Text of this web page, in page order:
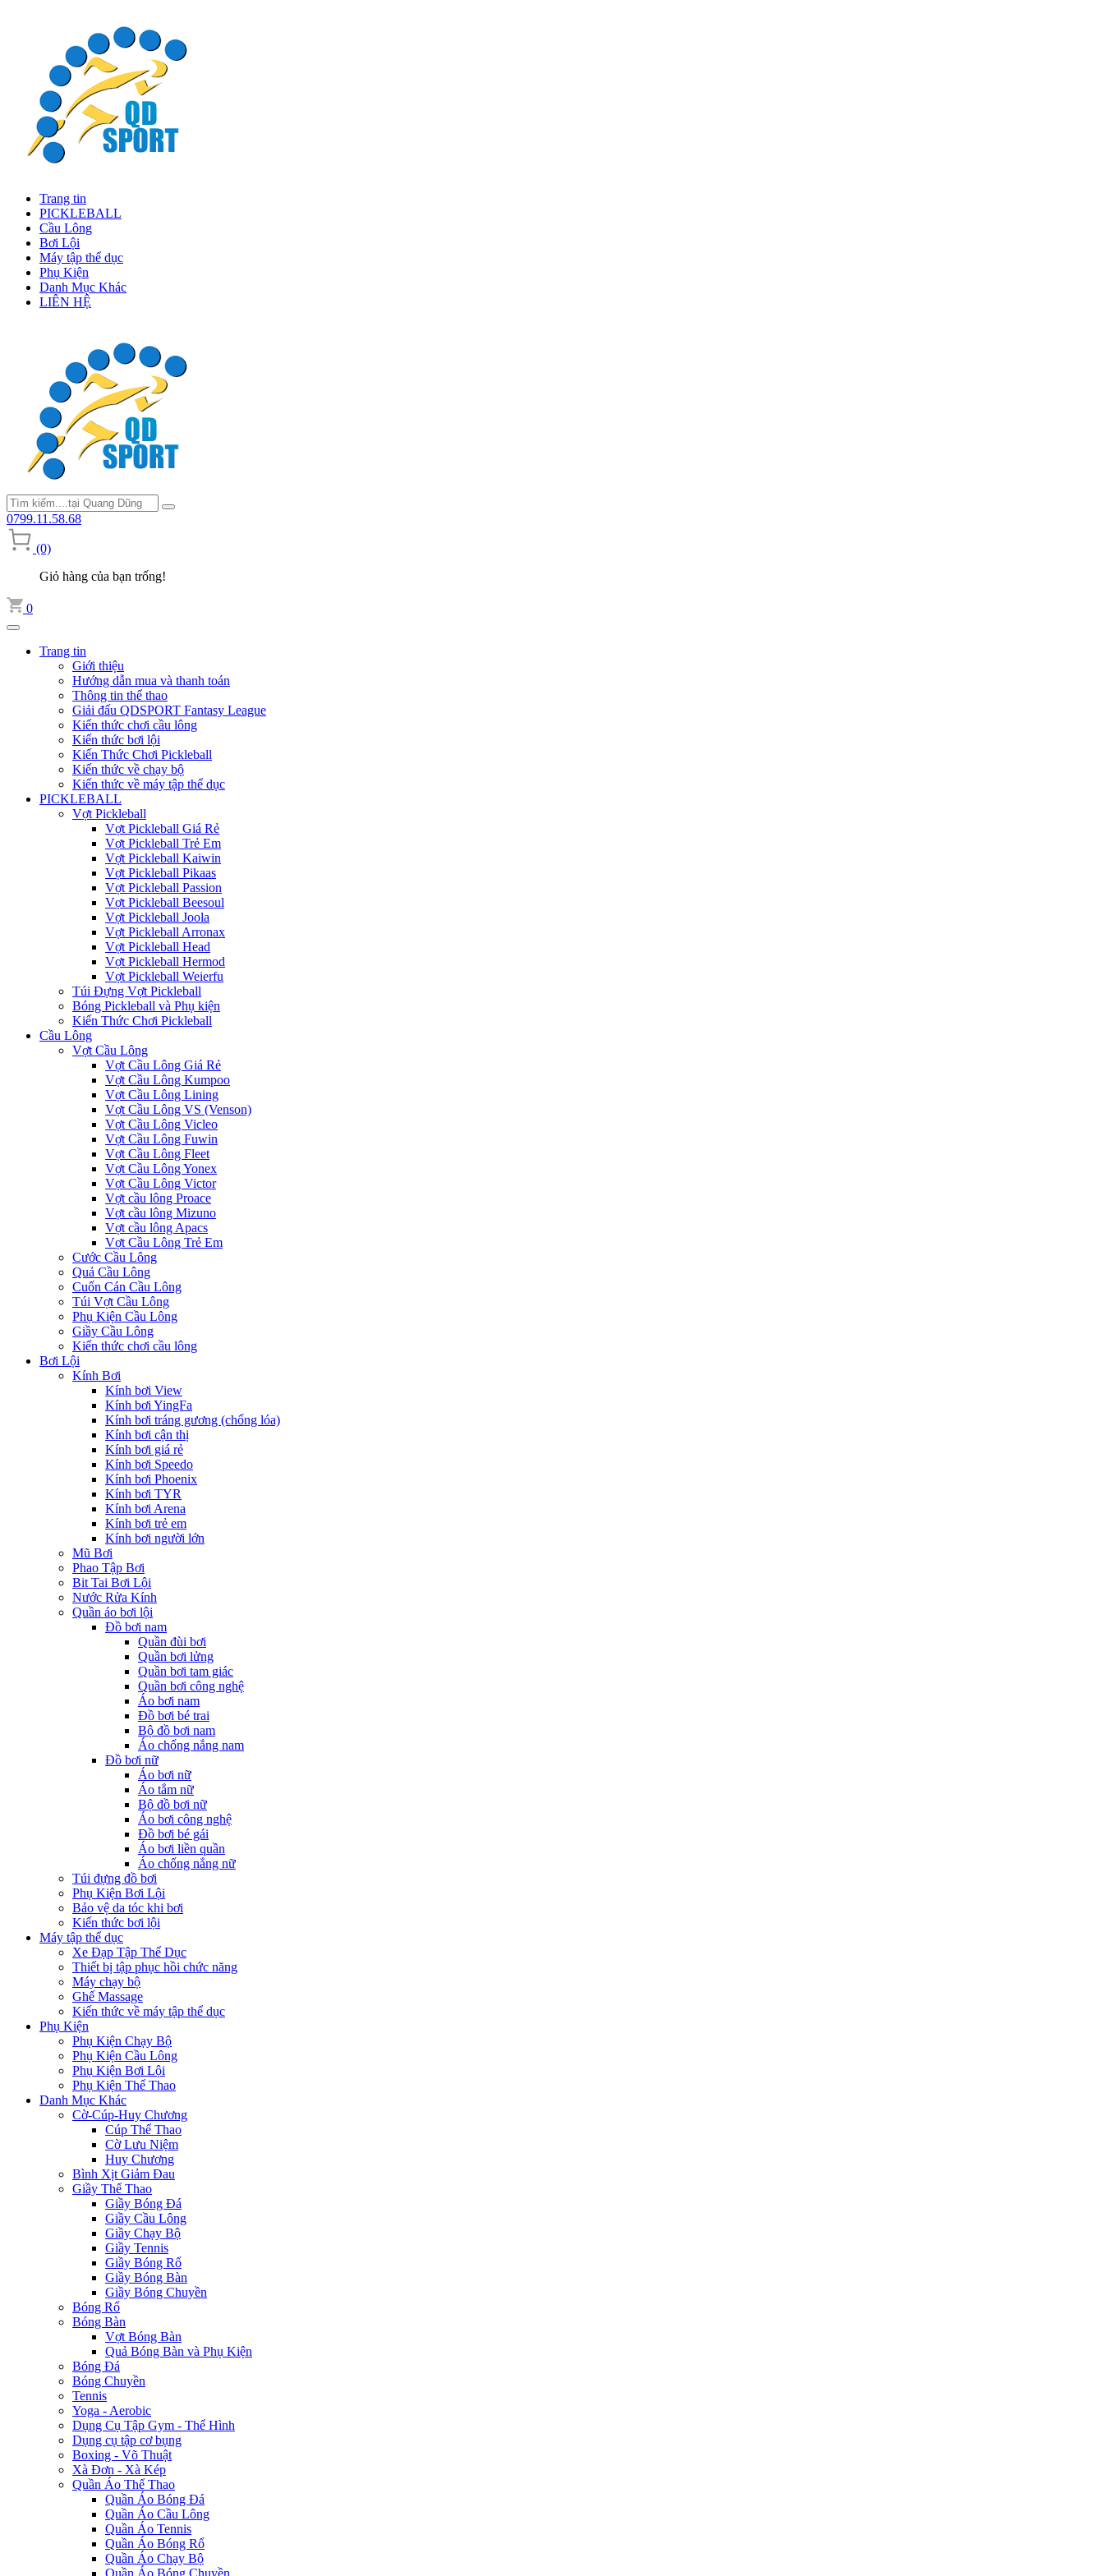
Trang tin
PICKLEBALL
Cầu Lông
Bơi Lội
Máy tập thể dục
Phụ Kiện
Danh Mục Khác
LIÊN HỆ
0799.11.58.68
(0)
Giỏ hàng của bạn trống!
0
Trang tin
Giới thiệu
Hướng dẫn mua và thanh toán
Thông tin thể thao
Giải đấu QDSPORT Fantasy League
Kiến thức chơi cầu lông
Kiến thức bơi lội
Kiến Thức Chơi Pickleball
Kiến thức về chạy bộ
Kiến thức về máy tập thể dục
PICKLEBALL
Vợt Pickleball
Vợt Pickleball Giá Rẻ
Vợt Pickleball Trẻ Em
Vợt Pickleball Kaiwin
Vợt Pickleball Pikaas
Vợt Pickleball Passion
Vợt Pickleball Beesoul
Vợt Pickleball Joola
Vợt Pickleball Arronax
Vợt Pickleball Head
Vợt Pickleball Hermod
Vợt Pickleball Weierfu
Túi Đựng Vợt Pickleball
Bóng Pickleball và Phụ kiện
Kiến Thức Chơi Pickleball
Cầu Lông
Vợt Cầu Lông
Vợt Cầu Lông Giá Rẻ
Vợt Cầu Lông Kumpoo
Vợt Cầu Lông Lining
Vợt Cầu Lông VS (Venson)
Vợt Cầu Lông Vicleo
Vợt Cầu Lông Fuwin
Vợt Cầu Lông Fleet
Vợt Cầu Lông Yonex
Vợt Cầu Lông Victor
Vợt cầu lông Proace
Vợt cầu lông Mizuno
Vợt cầu lông Apacs
Vợt Cầu Lông Trẻ Em
Cước Cầu Lông
Quả Cầu Lông
Cuốn Cán Cầu Lông
Túi Vợt Cầu Lông
Phụ Kiện Cầu Lông
Giầy Cầu Lông
Kiến thức chơi cầu lông
Bơi Lội
Kính Bơi
Kính bơi View
Kính bơi YingFa
Kính bơi tráng gương (chống lóa)
Kính bơi cận thị
Kính bơi giá rẻ
Kính bơi Speedo
Kính bơi Phoenix
Kính bơi TYR
Kính bơi Arena
Kính bơi trẻ em
Kính bơi người lớn
Mũ Bơi
Phao Tập Bơi
Bit Tai Bơi Lội
Nước Rửa Kính
Quần áo bơi lội
Đồ bơi nam
Quần đùi bơi
Quần bơi lửng
Quần bơi tam giác
Quần bơi công nghệ
Áo bơi nam
Đồ bơi bé trai
Bộ đồ bơi nam
Áo chống nắng nam
Đồ bơi nữ
Áo bơi nữ
Áo tắm nữ
Bộ đồ bơi nữ
Áo bơi công nghệ
Đồ bơi bé gái
Áo bơi liền quần
Áo chống nắng nữ
Túi đựng đồ bơi
Phụ Kiện Bơi Lội
Bảo vệ da tóc khi bơi
Kiến thức bơi lội
Máy tập thể dục
Xe Đạp Tập Thể Dục
Thiết bị tập phục hồi chức năng
Máy chạy bộ
Ghế Massage
Kiến thức về máy tập thể dục
Phụ Kiện
Phụ Kiện Chạy Bộ
Phụ Kiện Cầu Lông
Phụ Kiện Bơi Lội
Phụ Kiện Thể Thao
Danh Mục Khác
Cờ-Cúp-Huy Chương
Cúp Thể Thao
Cờ Lưu Niệm
Huy Chương
Bình Xịt Giảm Đau
Giầy Thể Thao
Giầy Bóng Đá
Giầy Cầu Lông
Giầy Chạy Bộ
Giầy Tennis
Giầy Bóng Rổ
Giầy Bóng Bàn
Giầy Bóng Chuyền
Bóng Rổ
Bóng Bàn
Vợt Bóng Bàn
Quả Bóng Bàn và Phụ Kiện
Bóng Đá
Bóng Chuyền
Tennis
Yoga - Aerobic
Dụng Cụ Tập Gym - Thể Hình
Dụng cụ tập cơ bụng
Boxing - Võ Thuật
Xà Đơn - Xà Kép
Quần Áo Thể Thao
Quần Áo Bóng Đá
Quần Áo Cầu Lông
Quần Áo Tennis
Quần Áo Bóng Rổ
Quần Áo Chạy Bộ
Quần Áo Bóng Chuyền